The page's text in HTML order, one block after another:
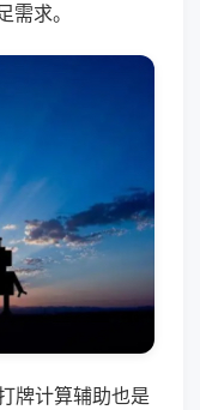
求。
牌计算辅助也是